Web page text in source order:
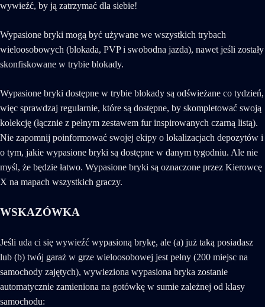
wywieźć, by ją zatrzymać dla siebie!
Wypasione bryki mogą być używane we wszystkich trybach
wieloosobowych (blokada, PVP i swobodna jazda), nawet jeśli zostały
skonfiskowane w trybie blokady.
Wypasione bryki dostępne w trybie blokady są odświeżane co tydzień,
więc sprawdzaj regularnie, które są dostępne, by skompletować swoją
kolekcję (łącznie z pełnym zestawem fur inspirowanych czarną listą).
Nie zapomnij poinformować swojej ekipy o lokalizacjach depozytów i
o tym, jakie wypasione bryki są dostępne w danym tygodniu. Ale nie
myśl, że będzie łatwo. Wypasione bryki są oznaczone przez Kierowcę
X na mapach wszystkich graczy.
WSKAZÓWKA
Jeśli uda ci się wywieźć wypasioną brykę, ale (a) już taką posiadasz
lub (b) twój garaż w grze wieloosobowej jest pełny (200 miejsc na
samochody zajętych), wywieziona wypasiona bryka zostanie
automatycznie zamieniona na gotówkę w sumie zależnej od klasy
samochodu: